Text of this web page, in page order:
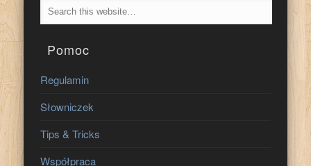
Pomoc
Regulamin
Słowniczek
Tips & Tricks
Współpraca